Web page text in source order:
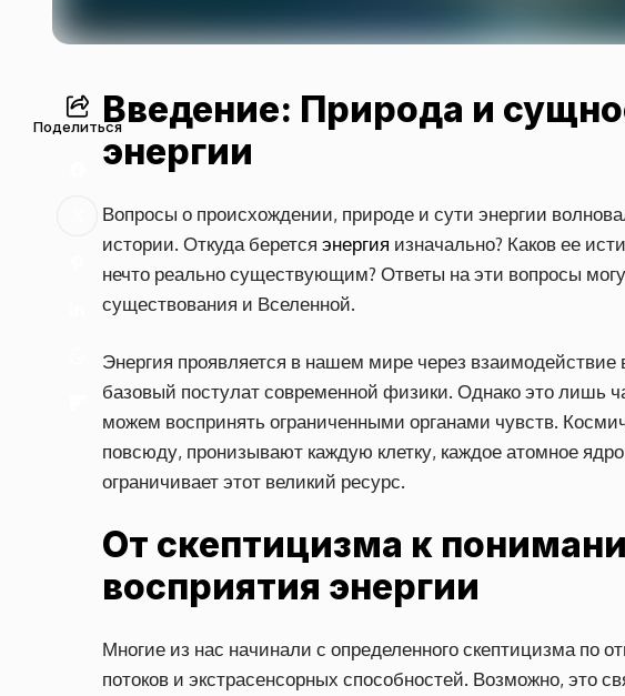
ПоделитьсяВведение: Природа и
энергии
Вопросы о происхождении, природе и сути энергии
истории. Откуда берется энергия изначально? Каков ее
нечто реально существующим? Ответы на эти вопросы
существования и Вселенной.
Энергия проявляется в нашем мире через
базовый постулат современной физики. Однако это лишь
можем воспринять ограниченными органами чувств.
повсюду, пронизывают каждую клетку, каждое атомное
ограничивает этот великий ресурс.
От скептицизма к
восприятия энергии
Многие из нас начинали с определенного скептицизма по
потоков и экстрасенсорных способностей. Возможно, это